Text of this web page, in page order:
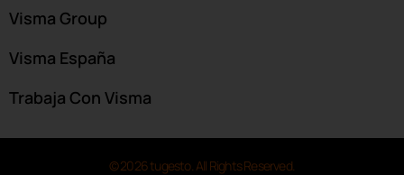
Visma Group
Visma España
Trabaja Con Visma
© 2026 tugesto. All Rights Reserved.